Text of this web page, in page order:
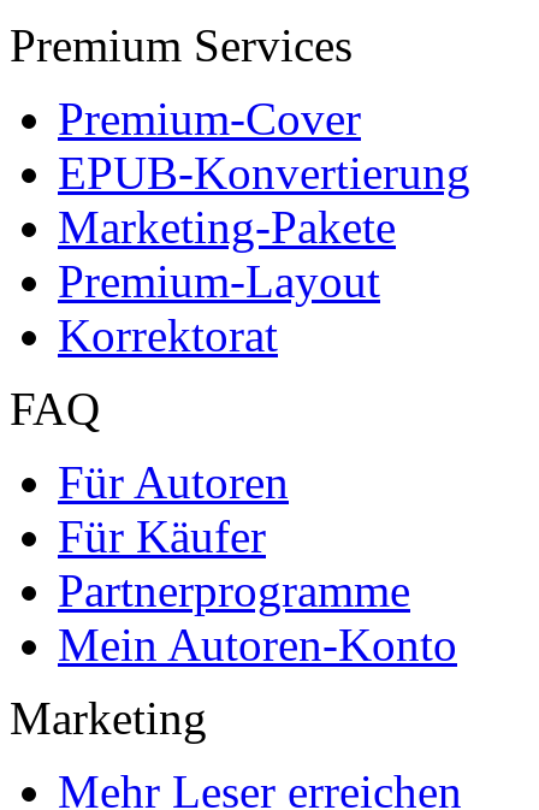
Premium Services
Premium-Cover
EPUB-Konvertierung
Marketing-Pakete
Premium-Layout
Korrektorat
FAQ
Für Autoren
Für Käufer
Partnerprogramme
Mein Autoren-Konto
Marketing
Mehr Leser erreichen